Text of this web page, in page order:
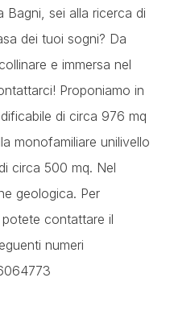
Bagni, sei alla ricerca di
dei tuoi sogni? Da
e immersa nel
Proponiamo in
di circa 976 mq
monofamiliare unilivello
circa 500 mq. Nel
geologica. Per
contattare il
numeri